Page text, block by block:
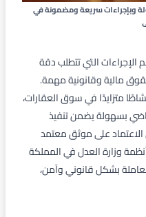
وبإجراءات سريعة ومضمونة في
التي تتطلب دقة
مالية وقانونية مهمة.
متزايدًا في سوق العقارات،
بسهولة يضمن تنفيذ
الاعتماد على موثق معتمد
وزارة العدل في المملكة
بشكل قانوني وآمن،